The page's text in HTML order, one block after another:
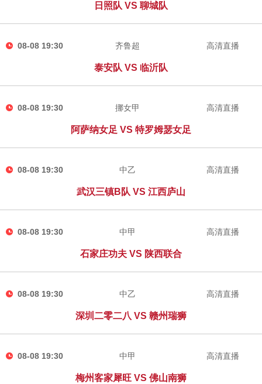
日照队 VS 聊城队
08-08 19:30 齐鲁超
泰安队 VS 临沂队
高清直播
08-08 19:30 挪女甲
阿萨纳女足 VS 特罗姆瑟女足
高清直播
08-08 19:30 中乙
武汉三镇B队 VS 江西庐山
高清直播
08-08 19:30 中甲
石家庄功夫 VS 陕西联合
高清直播
08-08 19:30 中乙
深圳二零二八 VS 赣州瑞狮
高清直播
08-08 19:30 中甲
梅州客家犀旺 VS 佛山南狮
高清直播